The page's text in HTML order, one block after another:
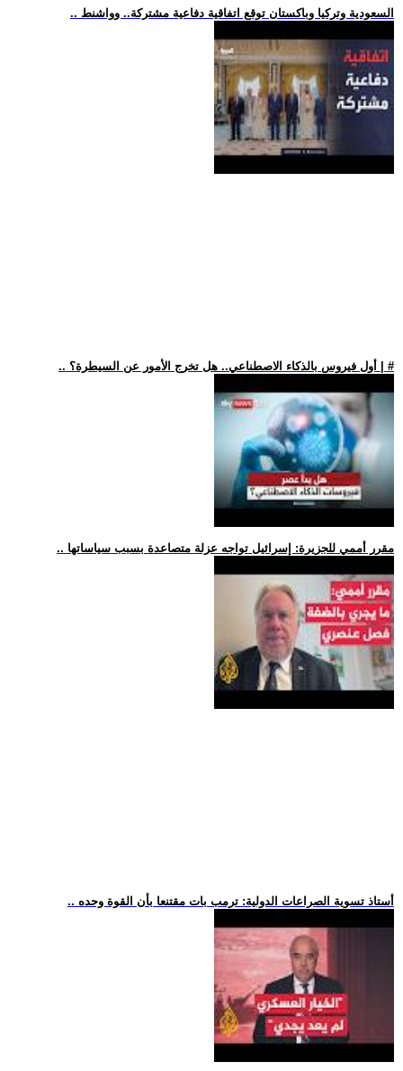
.. السعودية وتركيا وباكستان توقع اتفاقية دفاعية مشتركة.. وواشنط
.. أول فيروس بالذكاء الاصطناعي.. هل تخرج الأمور عن السيطرة؟ | #
.. مقرر أممي للجزيرة: إسرائيل تواجه عزلة متصاعدة بسبب سياساتها
.. أستاذ تسوية الصراعات الدولية: ترمب بات مقتنعا بأن القوة وحده